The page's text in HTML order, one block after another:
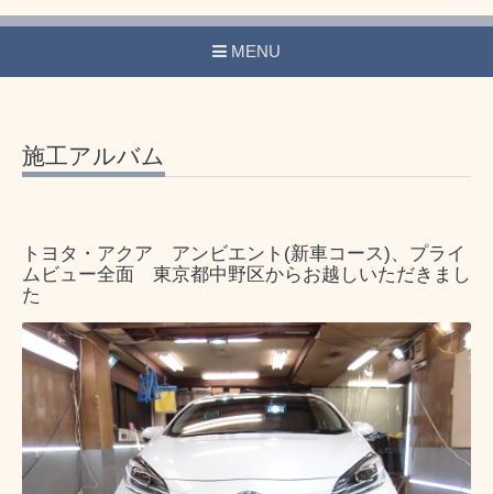
MENU
施工アルバム
トヨタ・アクア アンビエント(新車コース)、プライ
ムビュー全面 東京都中野区からお越しいただきまし
た